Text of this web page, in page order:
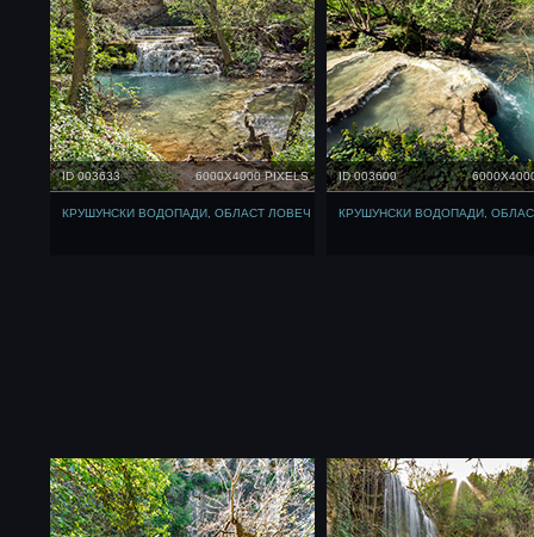
ID 003633 6000X4000 PIXELS
КРУШУНСКИ ВОДОПАДИ, ОБЛАСТ ЛОВЕЧ
ID 003600
КРУШУНСКИ ВОДОПАДИ,